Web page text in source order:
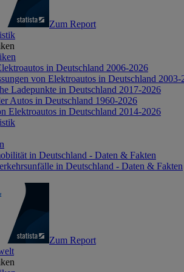
Zum Report
in Deutschland 2006-2026
von Elektroautos in Deutschland 2003-
Ladepunkte in Deutschland 2017-2026
Autos in Deutschland 1960-2026
Elektroautos in Deutschland 2014-2026
in Deutschland - Daten & Fakten
in Deutschland - Daten & Fakten
Zum Report